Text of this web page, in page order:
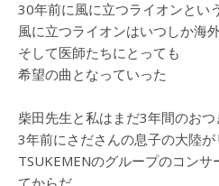
30年前に風に立つライオンとい
風に立つライオンはいつしか海
そして医師たちにとっても
希望の曲となっていった
柴田先生と私はまだ3年間のおつ
3年前にさださんの息子の大陸
TSUKEMENのグループのコン
てからだ